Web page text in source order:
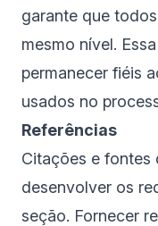
garante que
mesmo nível.
permanecer fiéis
usados no
Referências
Citações e fontes
desenvolver os
seção. Fornecer